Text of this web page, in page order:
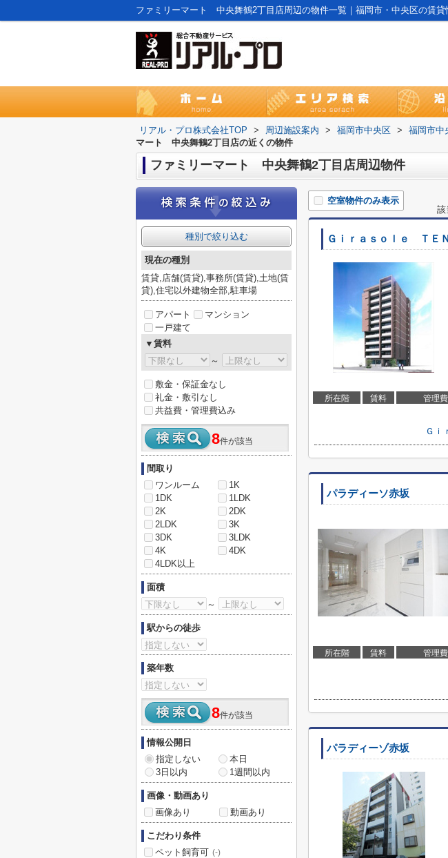
リアル・プロ株式会社TOP > 周辺施設案内 > 福岡市中央区 > 福岡市中
マート 中央舞鶴2丁目店の近くの物件
ファミリーマート 中央舞鶴2丁目店周辺物件
空室物件のみ表示
該
Ｇｉｒａｓｏｌｅ ＴＥ
所在階 賃料 管理
Ｇｉ
パラディーソ赤坂
所在階 賃料 管理
パラディーゾ赤坂
種別で絞り込む
現在の種別
賃貸,店舗(賃貸),事務所(賃貸),土地(賃
貸),住宅以外建物全部,駐車場
アパート
マンション
一戸建て
▼賃料
～
敷金・保証金なし
礼金・敷引なし
共益費・管理費込み
8件が該当
間取り
ワンルーム
1K
1DK
1LDK
2K
2DK
2LDK
3K
3DK
3LDK
4K
4DK
4LDK以上
面積
～
駅からの徒歩
築年数
8件が該当
情報公開日
指定しない
本日
3日以内
1週間以内
画像・動画あり
画像あり
動画あり
こだわり条件
ペット飼育可 (-)